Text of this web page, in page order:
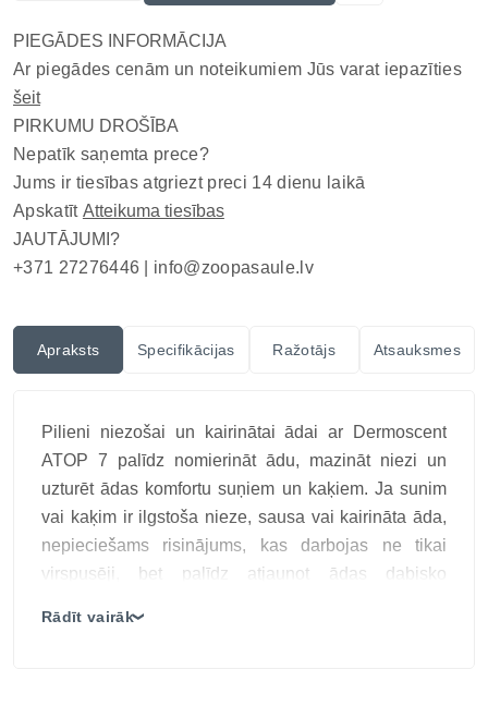
PIEGĀDES INFORMĀCIJA
Ar piegādes cenām un noteikumiem Jūs varat iepazīties
šeit
PIRKUMU DROŠĪBA
Nepatīk saņemta prece?
Jums ir tiesības atgriezt preci 14 dienu laikā
Apskatīt Atteikuma tiesības
JAUTĀJUMI?
+371 27276446 | info@zoopasaule.lv
Apraksts Specifikācijas Ražotājs Atsauksmes
Pilieni niezošai un kairinātai ādai ar Dermoscent
ATOP 7 palīdz nomierināt ādu, mazināt niezi un
uzturēt ādas komfortu suņiem un kaķiem. Ja sunim
vai kaķim ir ilgstoša nieze, sausa vai kairināta āda,
nepieciešams risinājums, kas darbojas ne tikai
virspusēji, bet palīdz atjaunot ādas dabisko
Rādīt vairāk❯